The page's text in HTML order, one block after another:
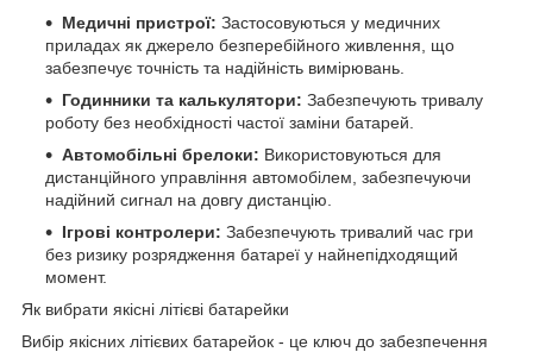
Медичні пристрої: Застосовуються у медичних
приладах як джерело безперебійного живлення, що
забезпечує точність та надійність вимірювань.
Годинники та калькулятори: Забезпечують тривалу
роботу без необхідності частої заміни батарей.
Автомобільні брелоки: Використовуються для
дистанційного управління автомобілем, забезпечуючи
надійний сигнал на довгу дистанцію.
Ігрові контролери: Забезпечують тривалий час гри
без ризику розрядження батареї у найнепідходящий
момент.
Як вибрати якісні літієві батарейки
Вибір якісних літієвих батарейок - це ключ до забезпечення